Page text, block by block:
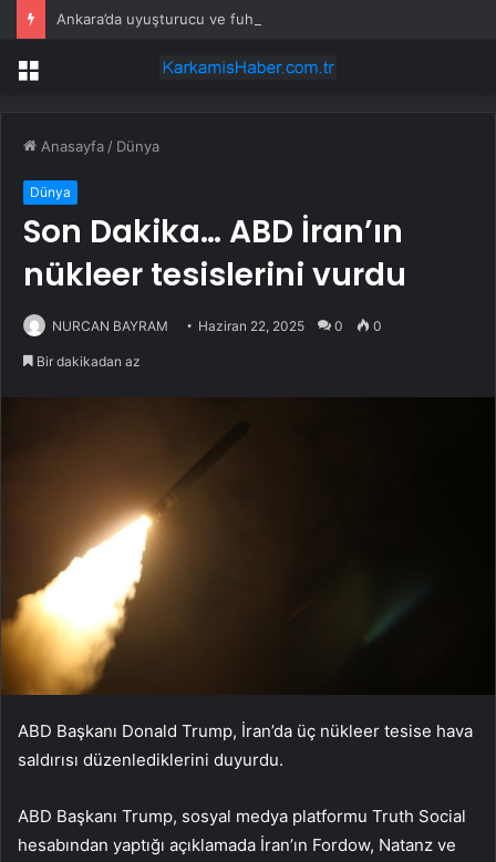
Ankara’da uyuşturucu ve fuhuş 8 gözaltı
Menü
Anasayfa / Dünya
Dünya
Son Dakika… ABD İran’ın
nükleer tesislerini vurdu
NURCAN BAYRAM Haziran 22, 2025 0 0
Bir dakikadan az
ABD Başkanı Donald Trump, İran’da üç nükleer tesise hava
saldırısı düzenlediklerini duyurdu.
ABD Başkanı Trump, sosyal medya platformu Truth Social
hesabından yaptığı açıklamada İran’ın Fordow, Natanz ve